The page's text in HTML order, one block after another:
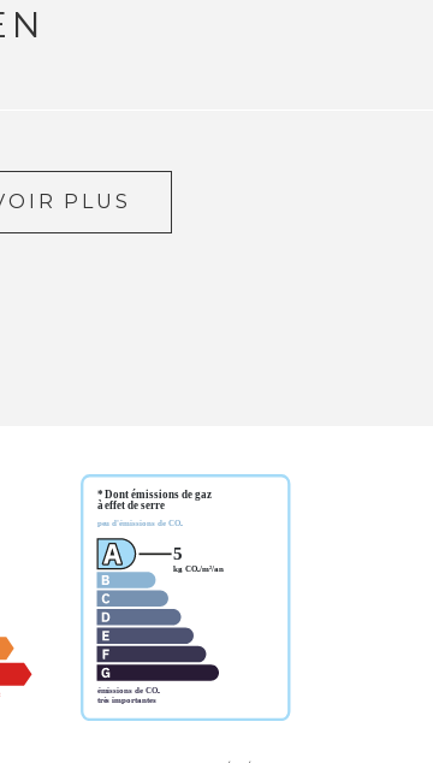
PLUS